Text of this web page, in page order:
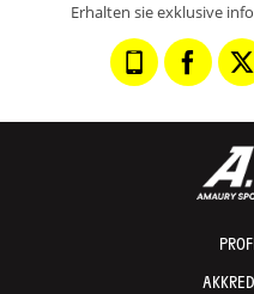
Erhalten sie exklusive